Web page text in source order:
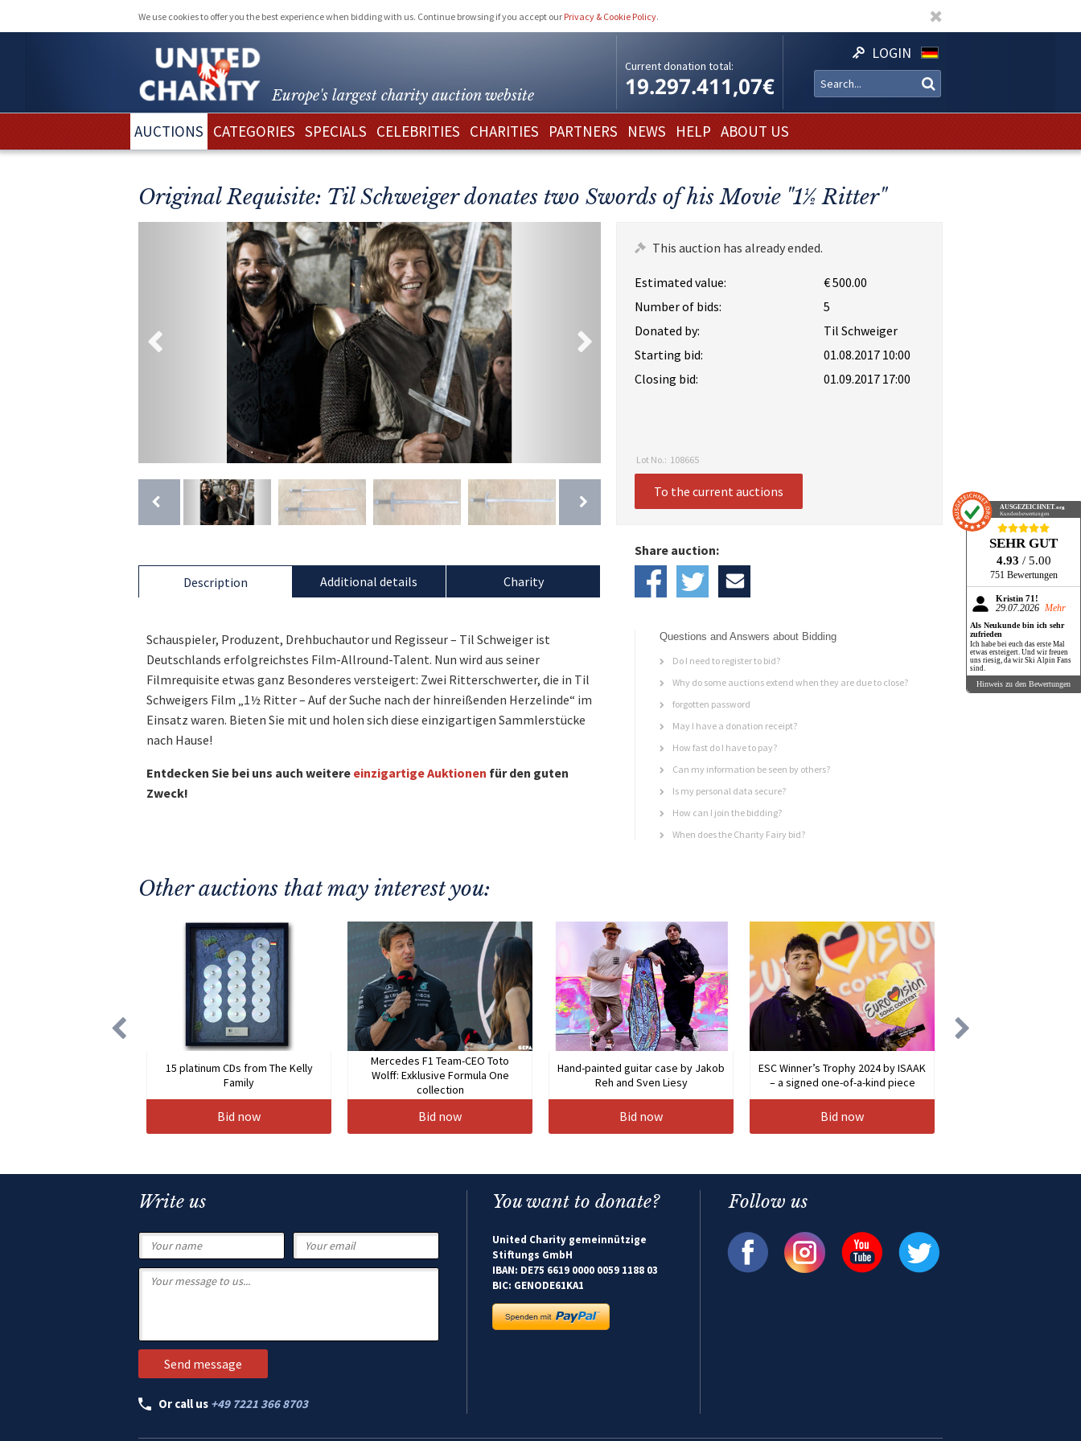
We use cookies to offer you the best experience when bidding with us. Continue browsing if you accept our Privacy & Cookie Policy.
Europe's largest charity auction website
Current donation total:
19.297.411,07€
LOGIN
AUCTIONS CATEGORIES SPECIALS CELEBRITIES CHARITIES PARTNERS NEWS HELP ABOUT US
Original Requisite: Til Schweiger donates two Swords of his Movie "1½ Ritter"
This auction has already ended.
Estimated value:
€ 500.00
Number of bids:
5
Donated by:
Til Schweiger
Starting bid:
01.08.2017 10:00
Closing bid:
01.09.2017 17:00
Lot No.: 108665
To the current auctions
Description
Schauspieler, Produzent, Drehbuchautor und Regisseur – Til Schweiger ist
Deutschlands erfolgreichstes Film-Allround-Talent. Nun wird aus seiner
Filmrequisite etwas ganz Besonderes versteigert: Zwei Ritterschwerter, die in Til
Schweigers Film „1½ Ritter – Auf der Suche nach der hinreißenden Herzelinde“ im
Einsatz waren. Bieten Sie mit und holen sich diese einzigartigen Sammlerstücke
nach Hause!
Entdecken Sie bei uns auch weitere einzigartige Auktionen für den guten
Zweck!
Additional details Charity
Share auction:
Questions and Answers about Bidding
Do I need to register to bid?
Why do some auctions extend when they are due to close?
forgotten password
May I have a donation receipt?
How fast do I have to pay?
Can my information be seen by others?
Is my personal data secure?
How can I join the bidding?
When does the Charity Fairy bid?
Other auctions that may interest you:
15 platinum CDs from The Kelly
Family
Bid now
Mercedes F1 Team-CEO Toto
Wolff: Exklusive Formula One
collection
Bid now
Hand-painted guitar case by Jakob
Reh and Sven Liesy
Bid now
ESC Winner’s Trophy 2024 by ISAAK
– a signed one-of-a-kind piece
Bid now
Write us
Or call us +49 7221 366 8703
You want to donate?
United Charity gemeinnützige
Stiftungs GmbH
IBAN: DE75 6619 0000 0059 1188 03
BIC: GENODE61KA1
Follow us
AUSGEZEICHNET.org
Kundenbewertungen
SEHR GUT
4.93 / 5.00
751 Bewertungen
Kristin 71!
29.07.2026 Mehr
Als Neukunde bin ich sehr
zufrieden
Ich habe bei euch das erste Mal
etwas ersteigert. Und wir freuen
uns riesig, da wir Ski Alpin Fans
sind.
Hinweis zu den Bewertungen